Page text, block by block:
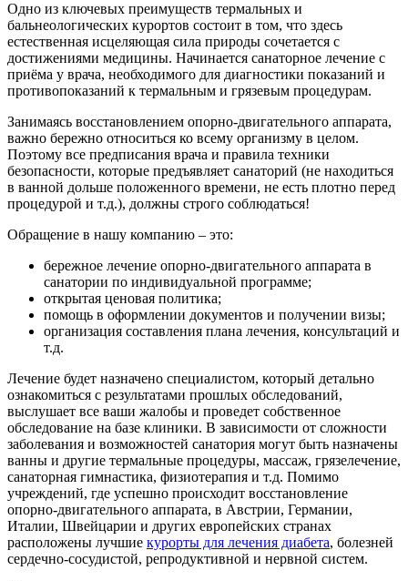
Одно из ключевых преимуществ термальных и
бальнеологических курортов состоит в том, что здесь
естественная исцеляющая сила природы сочетается с
достижениями медицины. Начинается санаторное лечение с
приёма у врача, необходимого для диагностики показаний и
противопоказаний к термальным и грязевым процедурам.
Занимаясь восстановлением опорно-двигательного аппарата,
важно бережно относиться ко всему организму в целом.
Поэтому все предписания врача и правила техники
безопасности, которые предъявляет санаторий (не находиться
в ванной дольше положенного времени, не есть плотно перед
процедурой и т.д.), должны строго соблюдаться!
Обращение в нашу компанию – это:
бережное лечение опорно-двигательного аппарата в
санатории по индивидуальной программе;
открытая ценовая политика;
помощь в оформлении документов и получении визы;
организация составления плана лечения, консультаций и
т.д.
Лечение будет назначено специалистом, который детально
ознакомиться с результатами прошлых обследований,
выслушает все ваши жалобы и проведет собственное
обследование на базе клиники. В зависимости от сложности
заболевания и возможностей санатория могут быть назначены
ванны и другие термальные процедуры, массаж, грязелечение,
санаторная гимнастика, физиотерапия и т.д. Помимо
учреждений, где успешно происходит восстановление
опорно-двигательного аппарата, в Австрии, Германии,
Италии, Швейцарии и других европейских странах
расположены лучшие курорты для лечения диабета, болезней
сердечно-сосудистой, репродуктивной и нервной систем.